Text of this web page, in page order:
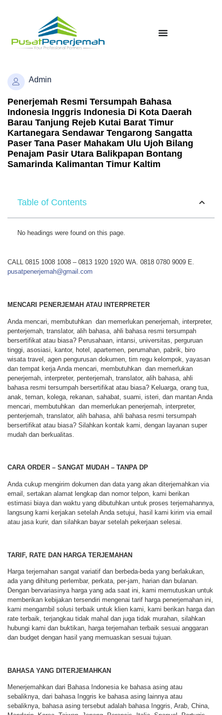
Admin
Penerjemah Resmi Tersumpah Bahasa
Indonesia Inggris Indonesia Di Kota Daerah
Barau Tanjung Rejeb Kutai Barat Timur
Kartanegara Sendawar Tengarong Sangatta
Paser Tana Paser Mahakam Ulu Ujoh Bilang
Penajam Pasir Utara Balikpapan Bontang
Samarinda Kalimantan Timur Kaltim
Table of Contents
No headings were found on this page.
CALL 0815 1008 1008 – 0813 1920 1920 WA. 0818 0780 9009 E.
pusatpenerjemah@gmail.com
MENCARI PENERJEMAH ATAU INTERPRETER
Anda mencari, membutuhkan dan memerlukan penerjemah, interpreter,
penterjemah, translator, alih bahasa, ahli bahasa resmi tersumpah
bersertifikat atau biasa? Perusahaan, intansi, universitas, perguruan
tinggi, asosiasi, kantor, hotel, apartemen, perumahan, pabrik, biro
wisata travel, agen pengurusan dokumen, tim regu kelompok, yayasan
dan tempat kerja Anda mencari, membutuhkan dan memerlukan
penerjemah, interpreter, penterjemah, translator, alih bahasa, ahli
bahasa resmi tersumpah bersertifikat atau biasa? Keluarga, orang tua,
anak, teman, kolega, rekanan, sahabat, suami, isteri, dan mantan Anda
mencari, membutuhkan dan memerlukan penerjemah, interpreter,
penterjemah, translator, alih bahasa, ahli bahasa resmi tersumpah
bersertifikat atau biasa? Silahkan kontak kami, dengan layanan super
mudah dan berkualitas.
CARA ORDER – SANGAT MUDAH – TANPA DP
Anda cukup mengirim dokumen dan data yang akan diterjemahkan via
email, sertakan alamat lengkap dan nomor telpon, kami berikan
estimasi biaya dan waktu yang dibutuhkan untuk proses terjemahannya,
langsung kami kerjakan setelah Anda setujui, hasil kami kirim via email
atau jasa kurir, dan silahkan bayar setelah pekerjaan selesai.
TARIF, RATE DAN HARGA TERJEMAHAN
Harga terjemahan sangat variatif dan berbeda-beda yang berlakukan,
ada yang dihitung perlembar, perkata, per-jam, harian dan bulanan.
Dengan bervariasinya harga yang ada saat ini, kami memutuskan untuk
memberikan kebijakan tersendiri mengenai tarif harga penerjemahan ini,
kami mengambil solusi terbaik untuk klien kami, kami berikan harga dan
rate terbaik, terjangkau tidak mahal dan juga tidak murahan, silahkan
hubungi kami dan buktikan, harga terjemahan terbaik sesuai anggaran
dan budget dengan hasil yang memuaskan sesuai tujuan.
BAHASA YANG DITERJEMAHKAN
Menerjemahkan dari Bahasa Indonesia ke bahasa asing atau
sebaliknya, dari bahasa Inggris ke bahasa asing lainnya atau
sebaliknya, bahasa asing tersebut adalah bahasa Inggris, Arab, China,